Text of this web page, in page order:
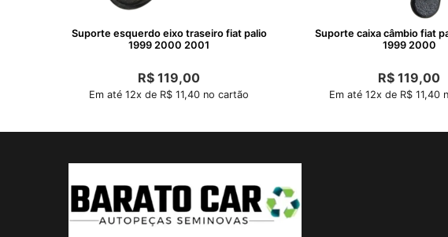
Suporte esquerdo eixo traseiro fiat palio
1999 2000 2001
R$ 119,00
Em até 12x de R$ 11,40 no cartão
Suporte caixa câmbio fiat
1999 2000
R$ 119,00
Em até 12x de R$ 11,40